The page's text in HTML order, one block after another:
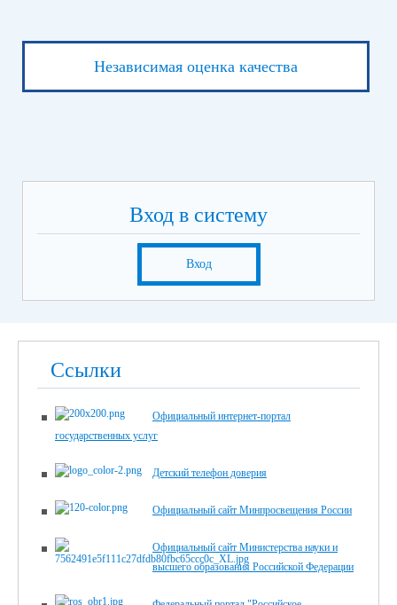
Независимая оценка качества
Вход в систему
Вход
Ссылки
Официальный интернет-портал
государственных услуг
Детский телефон доверия
Официальный сайт Минпросвещения России
Официальный сайт Министерства науки и
высшего образования Российской Федерации